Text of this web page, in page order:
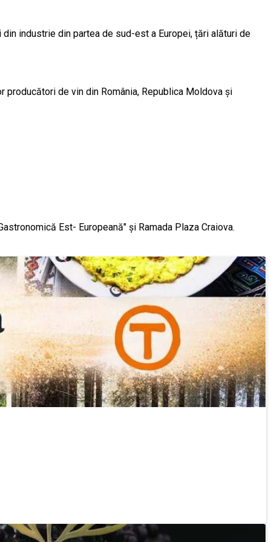
industrie din partea de sud-est a Europei, țări alături de
producători de vin din România, Republica Moldova și
Est- Europeană" și Ramada Plaza Craiova.